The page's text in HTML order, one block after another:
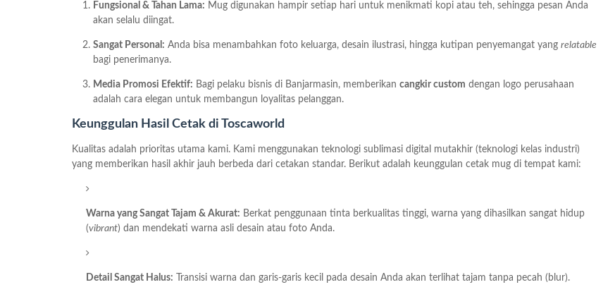
Fungsional & Tahan Lama: Mug digunakan hampir setiap hari untuk menikmati kopi atau teh, sehingga pesan Anda
akan selalu diingat.
Sangat Personal: Anda bisa menambahkan foto keluarga, desain ilustrasi, hingga kutipan penyemangat yang relatable
bagi penerimanya.
Media Promosi Efektif: Bagi pelaku bisnis di Banjarmasin, memberikan cangkir custom dengan logo perusahaan
adalah cara elegan untuk membangun loyalitas pelanggan.
Keunggulan Hasil Cetak di Toscaworld
Kualitas adalah prioritas utama kami. Kami menggunakan teknologi sublimasi digital mutakhir (teknologi kelas industri)
yang memberikan hasil akhir jauh berbeda dari cetakan standar. Berikut adalah keunggulan cetak mug di tempat kami:
Warna yang Sangat Tajam & Akurat: Berkat penggunaan tinta berkualitas tinggi, warna yang dihasilkan sangat hidup
(vibrant) dan mendekati warna asli desain atau foto Anda.
Detail Sangat Halus: Transisi warna dan garis-garis kecil pada desain Anda akan terlihat tajam tanpa pecah (blur).